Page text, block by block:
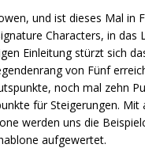
und ist dieses Mal in
Characters, in das
Einleitung stürzt sich
von Fünf
noch mal zehn
für Steigerungen. Mit
werden uns die
aufgewertet.